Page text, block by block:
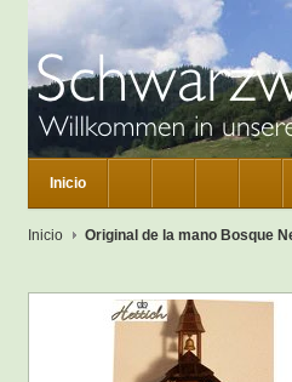
Inicio
Inicio Original de la mano Bosque